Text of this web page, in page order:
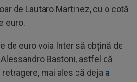
de Lautaro Martinez, cu o cotă
euro.
de euro voia Inter să obțină de
Bastoni, astfel că
mai ales că deja a